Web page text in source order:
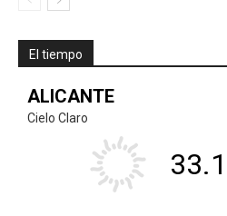
El tiempo
ALICANTE
Cielo Claro
33.1